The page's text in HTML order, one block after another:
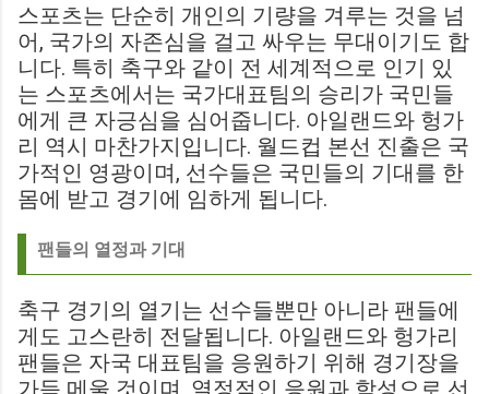
스포츠는 단순히 개인의 기량을 겨루는 것을 넘
어, 국가의 자존심을 걸고 싸우는 무대이기도 합
니다. 특히 축구와 같이 전 세계적으로 인기 있
는 스포츠에서는 국가대표팀의 승리가 국민들
에게 큰 자긍심을 심어줍니다. 아일랜드와 헝가
리 역시 마찬가지입니다. 월드컵 본선 진출은 국
가적인 영광이며, 선수들은 국민들의 기대를 한
몸에 받고 경기에 임하게 됩니다.
팬들의 열정과 기대
축구 경기의 열기는 선수들뿐만 아니라 팬들에
게도 고스란히 전달됩니다. 아일랜드와 헝가리
팬들은 자국 대표팀을 응원하기 위해 경기장을
가득 메울 것이며, 열정적인 응원과 함성으로 선